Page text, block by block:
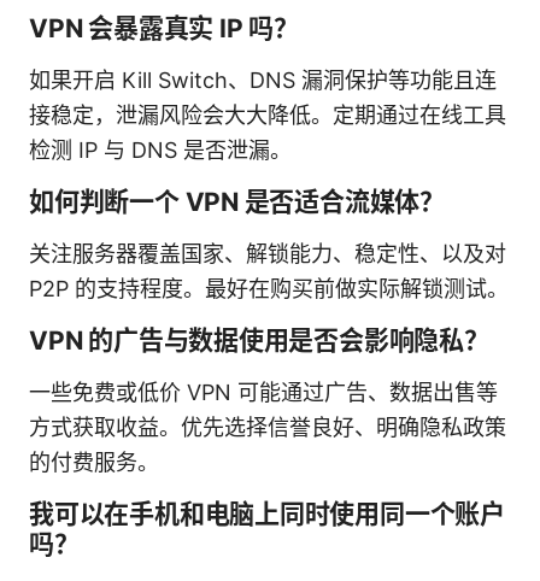
VPN 会暴露真实 IP 吗？
如果开启 Kill Switch、DNS 漏洞保护等功能且连
接稳定，泄漏风险会大大降低。定期通过在线工具
检测 IP 与 DNS 是否泄漏。
如何判断一个 VPN 是否适合流媒体？
关注服务器覆盖国家、解锁能力、稳定性、以及对
P2P 的支持程度。最好在购买前做实际解锁测试。
VPN 的广告与数据使用是否会影响隐私？
一些免费或低价 VPN 可能通过广告、数据出售等
方式获取收益。优先选择信誉良好、明确隐私政策
的付费服务。
我可以在手机和电脑上同时使用同一个账户
吗？